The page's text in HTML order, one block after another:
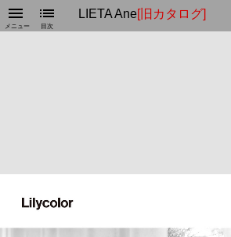
menu
メニュー
LIETA Ane[旧カタログ]
list
目次